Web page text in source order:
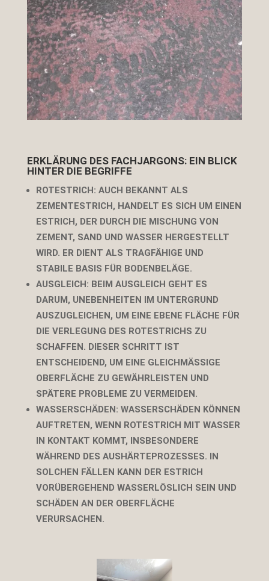
ERKLÄRUNG DES FACHJARGONS: EIN BLICK
HINTER DIE BEGRIFFE
ROTESTRICH: AUCH BEKANNT ALS
ZEMENTESTRICH, HANDELT ES SICH UM EINEN
ESTRICH, DER DURCH DIE MISCHUNG VON
ZEMENT, SAND UND WASSER HERGESTELLT
WIRD. ER DIENT ALS TRAGFÄHIGE UND
STABILE BASIS FÜR BODENBELÄGE.
AUSGLEICH: BEIM AUSGLEICH GEHT ES
DARUM, UNEBENHEITEN IM UNTERGRUND
AUSZUGLEICHEN, UM EINE EBENE FLÄCHE FÜR
DIE VERLEGUNG DES ROTESTRICHS ZU
SCHAFFEN. DIESER SCHRITT IST
ENTSCHEIDEND, UM EINE GLEICHMÄSSIGE O
BERFLÄCHE ZU GEWÄHRLEISTEN UND S
PÄTERE PROBLEME ZU VERMEIDEN.
WASSERSCHÄDEN: WASSERSCHÄDEN KÖNNEN
AUFTRETEN, WENN ROTESTRICH MIT WASSER
IN KONTAKT KOMMT, INSBESONDERE
WÄHREND DES AUSHÄRTEPROZESSES. IN
SOLCHEN FÄLLEN KANN DER ESTRICH
VORÜBERGEHEND WASSERLÖSLICH SEIN UND
SCHÄDEN AN DER OBERFLÄCHE
VERURSACHEN.